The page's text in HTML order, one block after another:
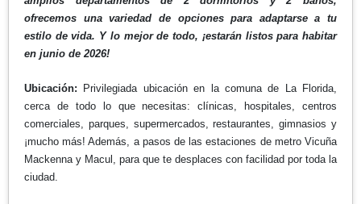
ofrecemos una variedad de opciones para adaptarse a tu
estilo de vida. Y lo mejor de todo, ¡estarán listos para habitar
en junio de 2026!
Ubicación: Privilegiada ubicación en la comuna de La Florida,
cerca de todo lo que necesitas: clínicas, hospitales, centros
comerciales, parques, supermercados, restaurantes, gimnasios y
¡mucho más! Además, a pasos de las estaciones de metro Vicuña
Mackenna y Macul, para que te desplaces con facilidad por toda la
ciudad.